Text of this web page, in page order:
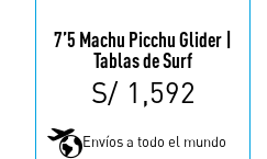
7’5 Machu Picchu Glider |
Tablas de Surf
S/ 1,592
Envíos a todo el mundo